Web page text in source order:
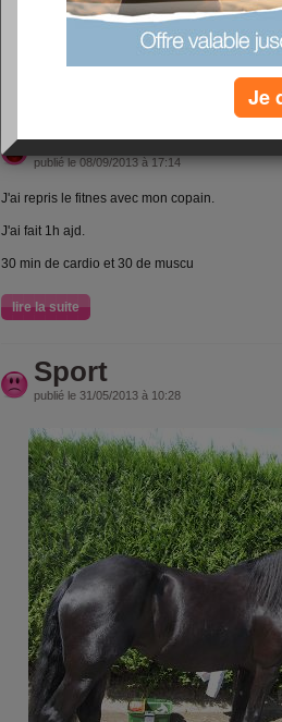
donc des régime: ou il faut manger 1500 Kcal
1200 Kcal, ca va être dur mais on essayera!
Ma journée
publié le 08/09/2013 à 17:14
J'ai repris le fitnes avec mon copain.
J'ai fait 1h ajd.
30 min de cardio et 30 de muscu
lire la suite
Sport
publié le 31/05/2013 à 10:28
Je